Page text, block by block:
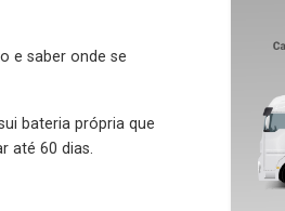
e saber onde se
bateria própria que
até 60 dias.